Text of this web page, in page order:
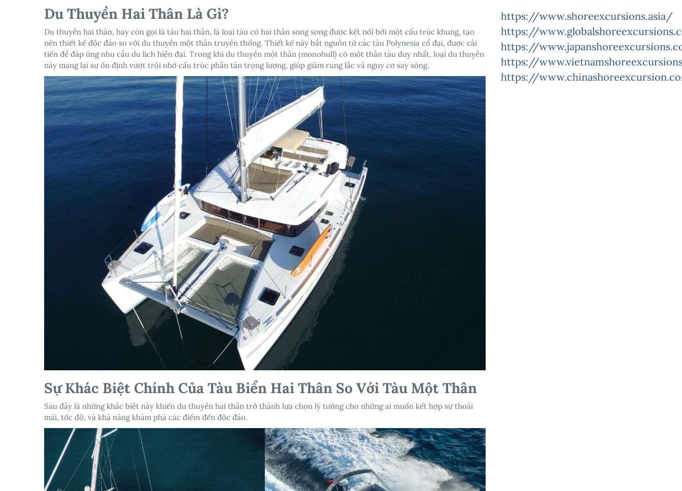
Du Thuyền Hai Thân Là Gì?
Du thuyền hai thân, hay còn gọi là tàu hai thân, là loại tàu có hai thân song song được kết nối bởi một cấu trúc khung, tạo
nên thiết kế độc đáo so với du thuyền một thân truyền thống. Thiết kế này bắt nguồn từ các tàu Polynesia cổ đại, được cải
tiến để đáp ứng nhu cầu du lịch hiện đại. Trong khi du thuyền một thân (monohull) có một thân tàu duy nhất, loại du thuyền
này mang lại sự ổn định vượt trội nhờ cấu trúc phân tán trọng lượng, giúp giảm rung lắc và nguy cơ say sóng.
Sự Khác Biệt Chính Của Tàu Biển Hai Thân So Với Tàu Một Thân
Sau đây là những khác biệt này khiến du thuyền hai thân trở thành lựa chọn lý tưởng cho những ai muốn kết hợp sự thoải
mái, tốc độ, và khả năng khám phá các điểm đến độc đáo.
https://www.shoreexcursions.asia/
https://
https://
https://
https://